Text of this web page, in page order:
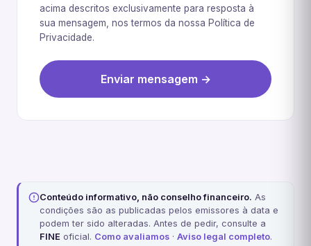
acima descritos exclusivamente para resposta à
sua mensagem, nos termos da nossa Política de
Privacidade.
Enviar mensagem →
Conteúdo informativo, não conselho financeiro. As
condições são as publicadas pelos emissores à data e
podem ter sido alteradas. Antes de pedir, consulte a
FINE oficial. Como avaliamos · Aviso legal completo.